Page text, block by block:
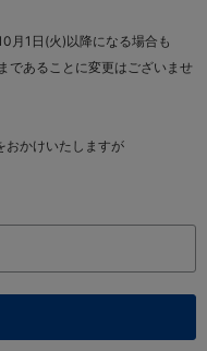
月1日(火)以降になる場合も
であることに変更はございませ
おかけいたしますが